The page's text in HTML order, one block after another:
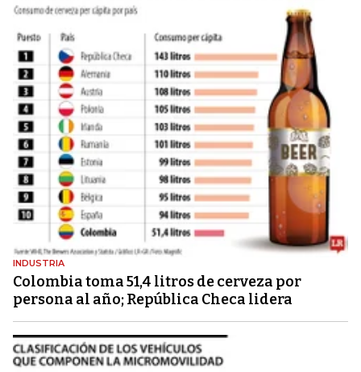
INDUSTRIA
Colombia toma 51,4 litros de cerveza por
persona al año; República Checa lidera